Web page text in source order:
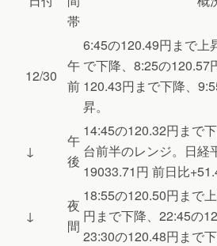
帯
12/30
午
前
6:45の120.49円まで上
で下降、8:25の120.57
120.43円まで下降、
昇。
↓
午
後
14:45の120.32円まで
台前半のレンジ。日経
19033.71円 前日比
↓
夜
間
18:55の120.50円まで
円まで下降、22:45の
23:30の120.48円まで下